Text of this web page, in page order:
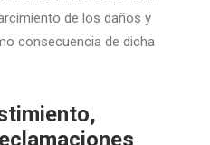
de los daños y
consecuencia de dicha